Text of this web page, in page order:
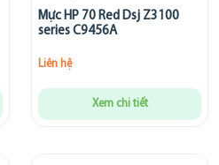
Mực HP 70 Red Dsj Z3100
series C9456A
Liên hệ
Xem chi tiết